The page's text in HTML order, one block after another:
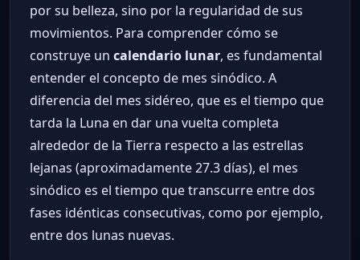
por su belleza, sino por la regularidad de sus
movimientos. Para comprender cómo se
construye un calendario lunar, es fundamental
entender el concepto de mes sinódico. A
diferencia del mes sidéreo, que es el tiempo que
tarda la Luna en dar una vuelta completa
alrededor de la Tierra respecto a las estrellas
lejanas (aproximadamente 27.3 días), el mes
sinódico es el tiempo que transcurre entre dos
fases idénticas consecutivas, como por ejemplo,
entre dos lunas nuevas.